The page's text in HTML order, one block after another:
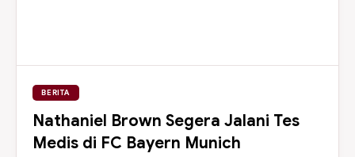
BERITA
Nathaniel Brown Segera Jalani Tes
Medis di FC Bayern Munich